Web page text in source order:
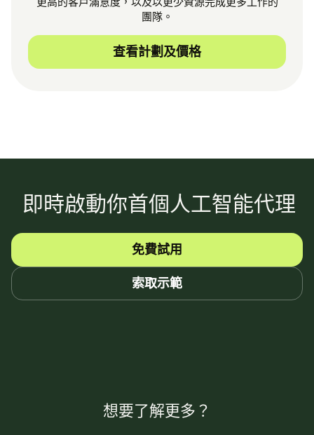
團隊。
查看計劃及價格
即時啟動你首個人工智能代理
免費試用
索取示範
想要了解更多？